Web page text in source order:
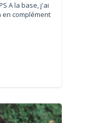
A la base, j'ai
en complément